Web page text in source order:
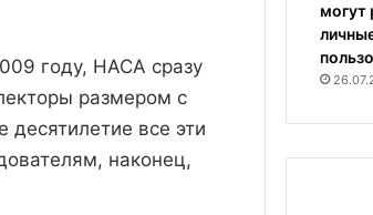
году, НАСА сразу
размером с
десятилетие все эти
наконец,
могут